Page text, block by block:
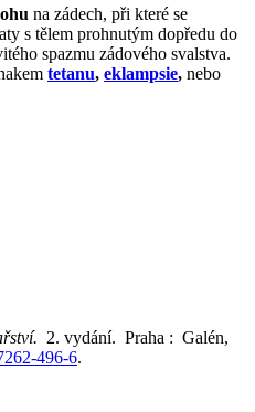
na zádech, při které se
s tělem prohnutým dopředu do
spazmu zádového svalstva.
tetanu, eklampsie, nebo
2. vydání. Praha : Galén,
496-6.